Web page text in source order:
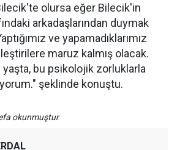
olursa eğer Bilecik'in
arkadaşlarından duymak
ve yapamadıklarımız
maruz kalmış olacak.
bu psikolojik zorluklarla
şeklinde konuştu.
okunmuştur